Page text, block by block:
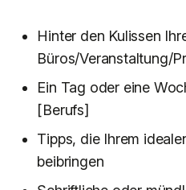
Hinter den Kulissen
Büros/Veranstaltung/
Ein Tag oder eine
[Berufs]
Tipps, die Ihrem
beibringen